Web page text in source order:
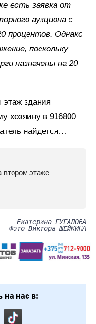
есть заявка от
аукциона с
процентов. Однако
поскольку
назначены на 20
здания
хозяину в 916800
найдется…
втором этаже
Екатерина ГУГАЛОВА
Фото Виктора ШЕЙКИНА
на нас в: